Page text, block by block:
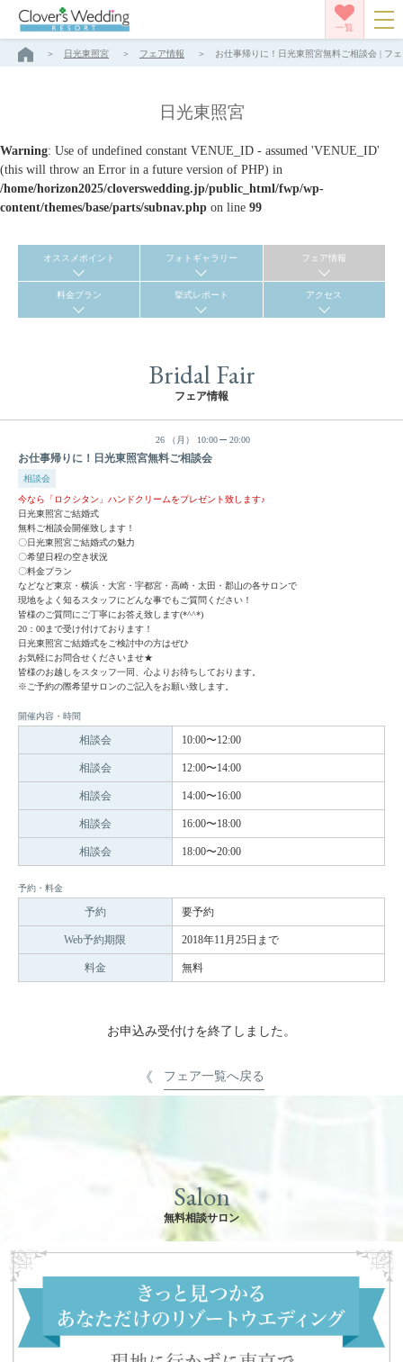
一覧
日光東照宮 フェア情報 お仕事帰りに！日光東照宮無料ご相談会 | フ
日光東照宮
Warning: Use of undefined constant VENUE_ID - assumed 'VENUE_ID'
(this will throw an Error in a future version of PHP) in
/home/horizon2025/cloverswedding.jp/public_html/fwp/wp-
content/themes/base/parts/subnav.php on line 99
オススメポイント フォトギャラリー フェア情報
料金プラン 挙式レポート アクセス
Bridal Fair
フェア情報
26 （月） 10:00 20:00
お仕事帰りに！日光東照宮無料ご相談会
相談会
今なら「ロクシタン」ハンドクリームをプレゼント致します♪
日光東照宮ご結婚式
無料ご相談会開催致します！
〇日光東照宮ご結婚式の魅力
〇希望日程の空き状況
〇料金プラン
などなど東京・横浜・大宮・宇都宮・高崎・太田・郡山の各サロンで
現地をよく知るスタッフにどんな事でもご質問ください！
皆様のご質問にご丁寧にお答え致します(*^^*)
20：00まで受け付けております！
日光東照宮ご結婚式をご検討中の方はぜひ
お気軽にお問合せくださいませ★
皆様のお越しをスタッフ一同、心よりお待ちしております。
※ご予約の際希望サロンのご記入をお願い致します。
開催内容・時間
相談会 10:00〜12:00
相談会 12:00〜14:00
相談会 14:00〜16:00
相談会 16:00〜18:00
相談会 18:00〜20:00
予約・料金
予約 要予約
Web予約期限 2018年11月25日まで
料金 無料
お申込み受付けを終了しました。
フェア一覧へ戻る
Salon
無料相談サロン